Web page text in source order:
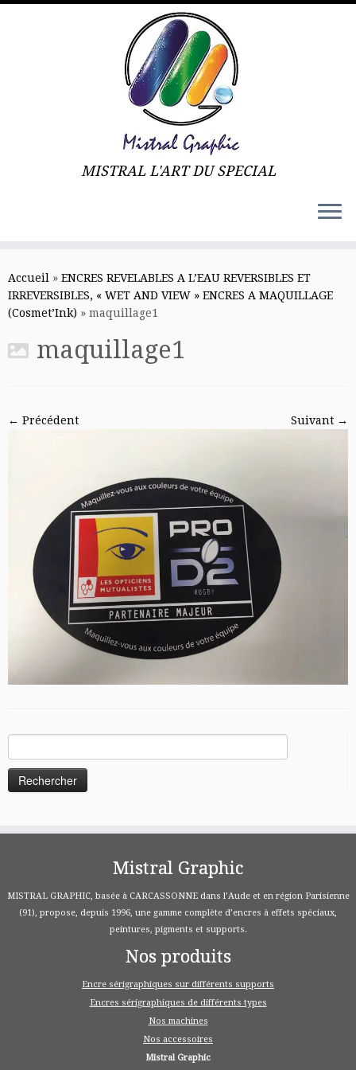
content
MISTRAL L'ART DU SPECIAL
Accueil » ENCRES REVELABLES A L’EAU REVERSIBLES ET
IRREVERSIBLES, « WET AND VIEW » ENCRES A MAQUILLAGE
(Cosmet’Ink) » maquillage1
maquillage1
← Précédent Suivant →
Mistral Graphic
MISTRAL GRAPHIC, basée à CARCASSONNE dans l’Aude et en région Parisienne
(91), propose, depuis 1996, une gamme complète d’encres à effets spéciaux,
peintures, pigments et supports.
Nos produits
Encre sérigraphiques sur différents supports
Encres sérigraphiques de différents types
Nos machines
Nos accessoires
Mistral Graphic